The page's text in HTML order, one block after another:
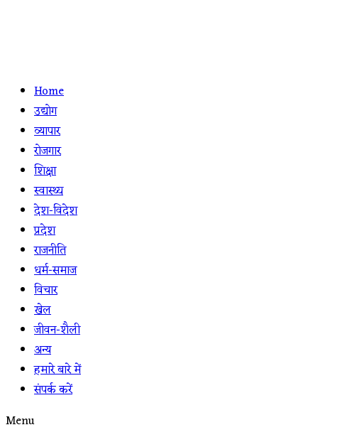
Home
उद्योग
व्यापार
रोजगार
शिक्षा
स्वास्थ्य
देश-विदेश
प्रदेश
राजनीति
धर्म-समाज
विचार
खेल
जीवन-शैली
अन्य
हमारे बारे में
संपर्क करें
Menu